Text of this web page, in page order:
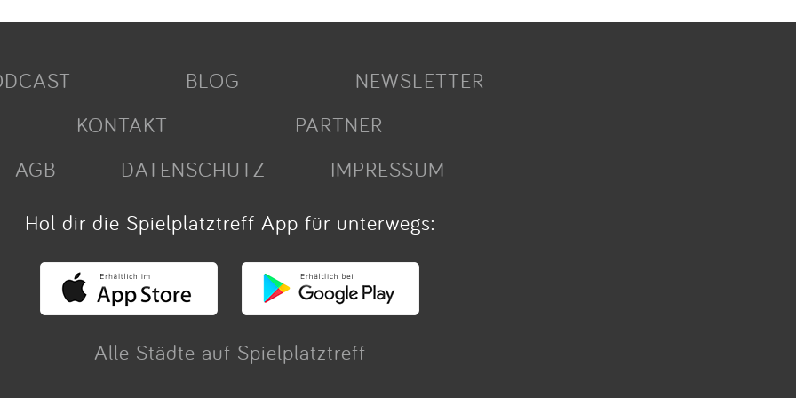
BLOG
NEWSLETTER
KONTAKT
PARTNER
AGB
DATENSCHUTZ
IMPRESSUM
Hol dir die Spielplatztreff App für unterwegs:
Alle Städte auf Spielplatztreff